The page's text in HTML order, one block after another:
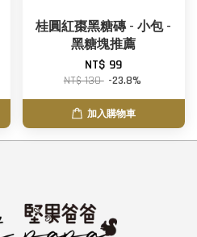
桂圓紅棗黑糖磚 - 小包 -
黑糖塊推薦
NT$ 99
NT$ 130 -23.8%
加入購物車